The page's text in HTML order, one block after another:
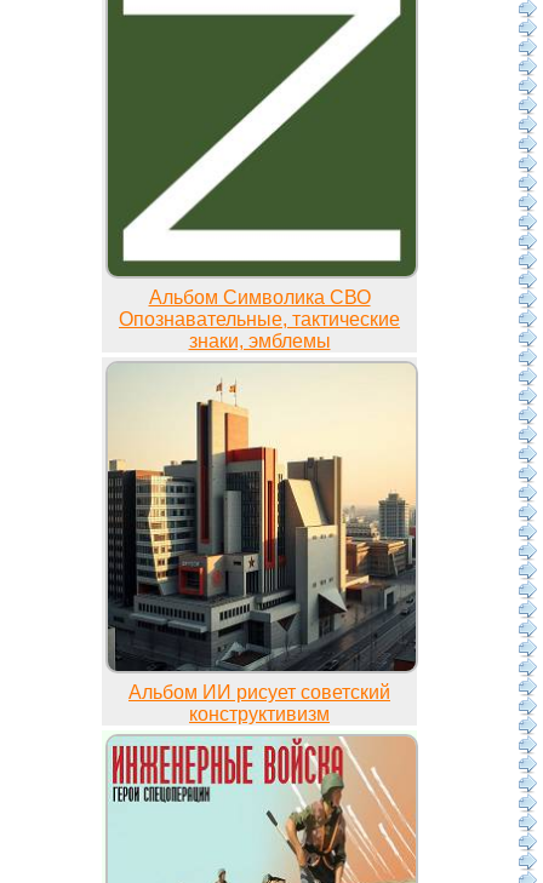
Альбом Символика СВО
Опознавательные, тактические
знаки, эмблемы
Альбом ИИ рисует советский
конструктивизм